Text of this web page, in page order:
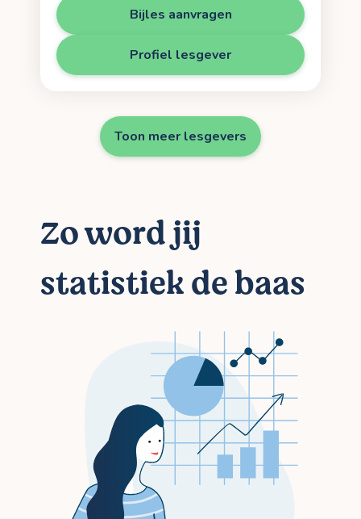
Bijles aanvragen
Profiel lesgever
Toon meer lesgevers
Zo word jij
statistiek de baas